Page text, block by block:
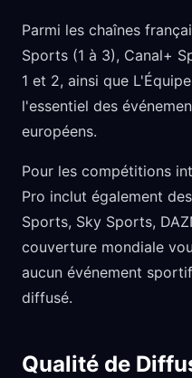
Parmi les chaînes
Sports (1 à 3), Canal+
1 et 2, ainsi que
l'essentiel des
européens.
Pour les compétitions
Pro inclut également
Sports, Sky Sports,
couverture mondiale
aucun événement
diffusé.
Qualité de